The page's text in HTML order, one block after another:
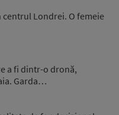
Londrei. O femeie
a fi dintr-o dronă,
Garda…